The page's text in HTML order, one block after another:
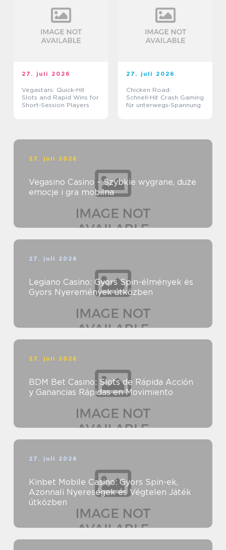
27. juli 2026
Vegastars: Quick‑Hit
Slots and Rapid Wins for
Short‑Session Players
27. juli 2026
Chicken Road:
Schnell‑Hit Crash Gaming
für unterwegs‑Spannung
27. juli 2026
Vegasino Casino – Szybkie wygrane, duże
emocje i gra mobilna
27. juli 2026
Legiano Casino: Gyors Spin-élmények és
Gyors Nyeremények útközben
27. juli 2026
BDM Bet Casino: Slots de Rápida Acción
y Ganancias Rápidas en Movimiento
27. juli 2026
Kinbet Mobile Casino: Gyors Spin-ek,
Azonnali Nyereségek és Végtelen Játék
útközben